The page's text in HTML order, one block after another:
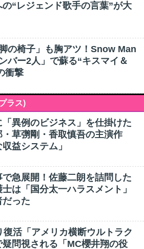
“レジェンド歌手の言葉”が大
の椅子」も胸アツ！Snow Man
バー2人」で蘇る“キスマイ＆
衝撃
ラス)
「異例のビジネス」を仕掛けた
・草彅剛・香取慎吾の主演作
収益システム」
で急展開！佐藤二朗を詰問した
は「国分太一ハラスメント」
だった
復活「アメリカ横断ウルトラク
疑問視される「MC櫻井翔の役